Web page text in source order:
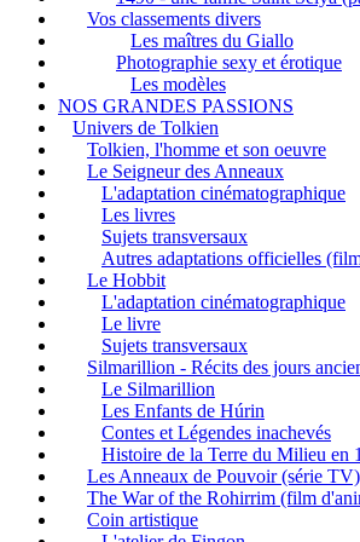
Vos classements divers
Les maîtres du Giallo
Photographie sexy et érotique
Les modèles
NOS GRANDES PASSIONS
Univers de Tolkien
Tolkien, l'homme et son oeuvre
Le Seigneur des Anneaux
L'adaptation cinématographique
Les livres
Sujets transversaux
Autres adaptations officielles
Le Hobbit
L'adaptation cinématographique
Le livre
Sujets transversaux
Silmarillion - Récits des jours
Le Silmarillion
Les Enfants de Húrin
Contes et Légendes inachevés
Histoire de la Terre du Milieu en
Les Anneaux de Pouvoir (série TV)
The War of the Rohirrim (film
Coin artistique